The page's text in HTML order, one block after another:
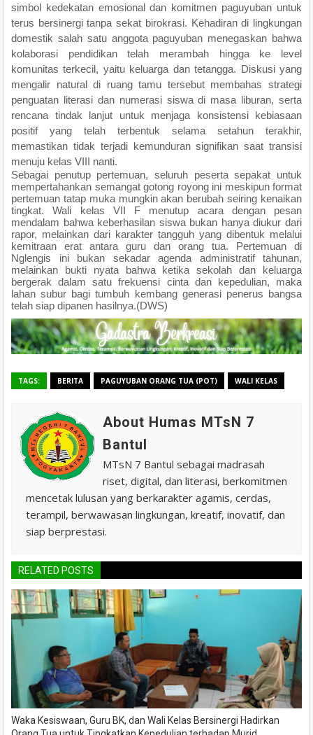
simbol kedekatan emosional dan komitmen paguyuban untuk
terus bersinergi tanpa sekat birokrasi. Kehadiran di lingkungan
domestik salah satu anggota paguyuban menegaskan bahwa
kolaborasi pendidikan telah merambah hingga ke level
komunitas terkecil, yaitu keluarga dan tetangga. Diskusi yang
mengalir natural di ruang tamu tersebut membahas strategi
penguatan literasi dan numerasi siswa di masa liburan, serta
rencana tindak lanjut untuk menjaga konsistensi kebiasaan
positif yang telah terbentuk selama setahun terakhir,
memastikan tidak terjadi kemunduran signifikan saat transisi
menuju kelas VIII nanti.
Sebagai penutup pertemuan, seluruh peserta sepakat untuk
mempertahankan semangat gotong royong ini meskipun format
pertemuan tatap muka mungkin akan berubah seiring kenaikan
tingkat. Wali kelas VII F menutup acara dengan pesan
mendalam bahwa keberhasilan siswa bukan hanya diukur dari
rapor, melainkan dari karakter tangguh yang dibentuk melalui
kemitraan erat antara guru dan orang tua. Pertemuan di
Nglengis ini bukan sekadar agenda administratif tahunan,
melainkan bukti nyata bahwa ketika sekolah dan keluarga
bergerak dalam satu frekuensi cinta dan kepedulian, maka
lahan subur bagi tumbuh kembang generasi penerus bangsa
telah siap dipanen hasilnya.(DWS)
TAGS: BERITA PAGUYUBAN ORANG TUA (POT) WALI KELAS
About Humas MTsN 7
Bantul
MTsN 7 Bantul sebagai madrasah
riset, digital, dan literasi, berkomitmen
mencetak lulusan yang berkarakter agamis, cerdas,
terampil, berwawasan lingkungan, kreatif, inovatif, dan
siap berprestasi.
RELATED POSTS
Waka Kesiswaan, Guru BK, dan Wali Kelas Bersinergi Hadirkan